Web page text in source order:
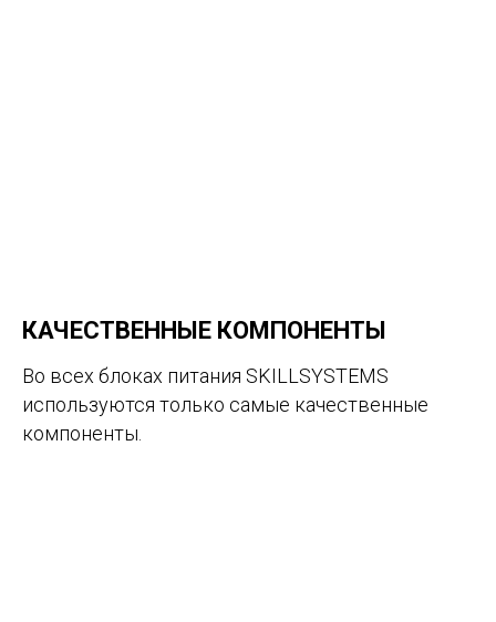
КАЧЕСТВЕННЫЕ КОМПОНЕНТЫ
Во всех блоках питания SKILLSYSTEMS
используются только самые качественные
компоненты.